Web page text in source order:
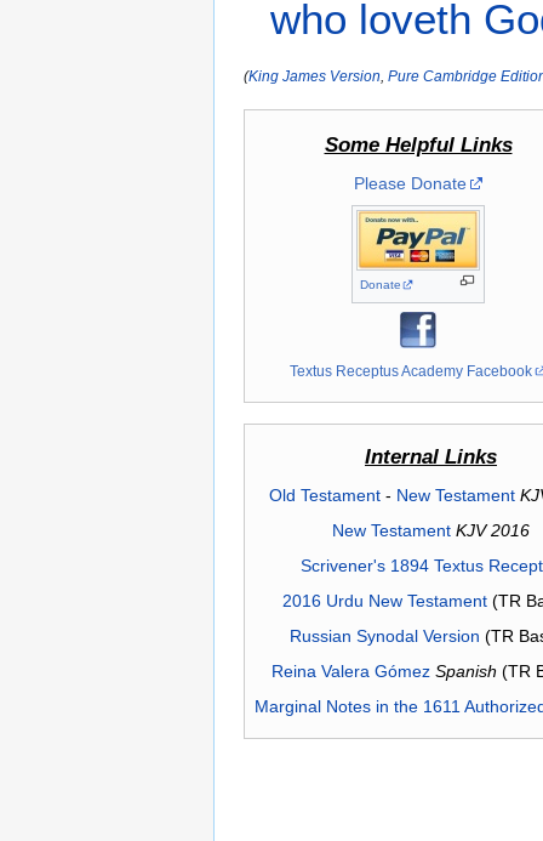
who loveth
(King James Version Pure Cambridge
Some Helpful Links
Please Donate
Donate
Textus Receptus Academy Facebook
Internal Links
Old Testament- New Testament
New Testament KJV 2016
Scrivener's 1894 Textus
2016 Urdu New Testament(TR
Russian Synodal Version (TR
Reina Valera Gómez Spanish (TR
Marginal Notes in the 1611